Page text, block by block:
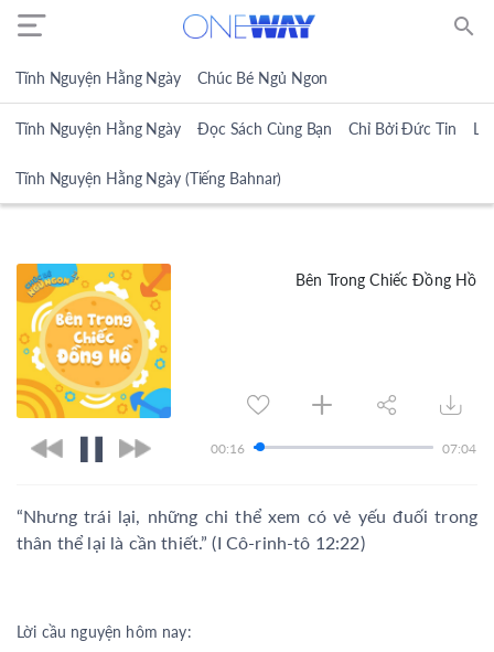
search
Tĩnh Nguyện Hằng Ngày Chúc Bé Ngủ Ngon
Tĩnh Nguyện Hằng Ngày Đọc Sách Cùng Bạn Chỉ Bởi Đức Tin
Tĩnh Nguyện Hằng Ngày (Tiếng Bahnar)
Bên Trong Chiếc Đồng Hồ
00:16 07:04
“Nhưng trái lại, những chi thể xem có vẻ yếu đuối trong
thân thể lại là cần thiết.” (I Cô-rinh-tô 12:22)
Lời cầu nguyện hôm nay: